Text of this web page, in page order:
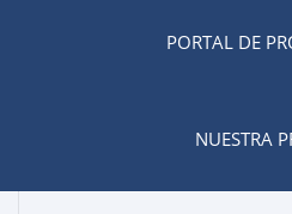
PORTAL DE
NUESTRA